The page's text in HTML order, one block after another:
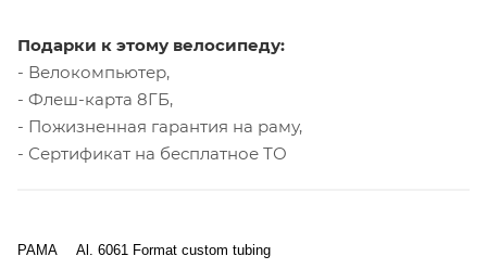
Подарки к этому велосипеду:
- Велокомпьютер,
- Флеш-карта 8ГБ,
- Пожизненная гарантия на раму,
- Сертификат на бесплатное ТО
РАМА Al. 6061 Format custom tubing